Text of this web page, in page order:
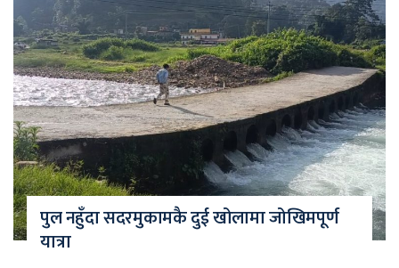
पुल नहुँदा सदरमुकामकै दुई खोलामा जोखिमपूर्ण
यात्रा